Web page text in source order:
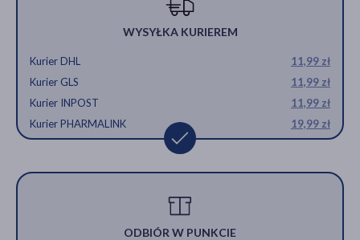
WYSYŁKA KURIEREM
Kurier DHL
11,99 zł
Kurier GLS
11,99 zł
Kurier INPOST
11,99 zł
Kurier PHARMALINK
19,99 zł
ODBIÓR W PUNKCIE